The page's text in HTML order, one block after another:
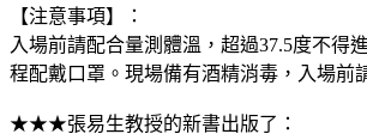
【注意事項】：
入場前請配合量測體溫，超過37.5度不得
程配戴口罩。現場備有酒精消毒，入場前
★★★張易生教授的新書出版了：